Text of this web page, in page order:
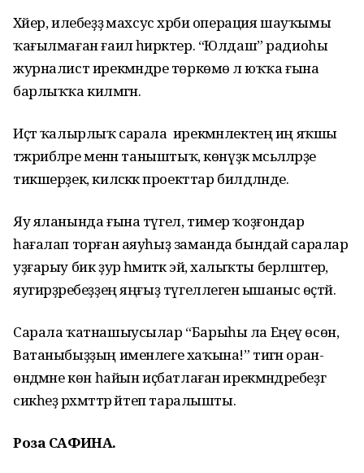
Хәйер, илебеҙҙә махсус хәрби операция шауҡымы
ҡағылмаған ғаилә һирәктер. “Юлдаш” радиоһы
журналист ирекмәндәре төркөмө лә юҡҡа ғына
барлыҡҡа килмәгән.
Иҫтә ҡалырлыҡ сарала ирекмәнлектең иң яҡшы
тәжрибәләре менән таныштыҡ, көнүҙәк мәсьәләләрҙе
тикшерҙек, киләсәккә проекттар билдәләнде.
Яу яланында ғына түгел, тимер ҡоҙғондар
һағалап торған аяуһыҙ заманда бындай саралар
уҙғарыу бик ҙур әһәмиәткә эйә, халыҡты берләштерә,
яугирҙәребеҙҙең яңғыҙ түгеллегенә ышаныс өҫтәй.
Сарала ҡатнашыусылар “Барыһы ла Еңеү өсөн,
Ватаныбыҙҙың именлеге хаҡына!” тигән оран-
өндәмәне көн һайын иҫбатлаған ирекмәндәребеҙгә
сикһеҙ рәхмәттәр әйтеп таралышты.
Роза САФИНА.